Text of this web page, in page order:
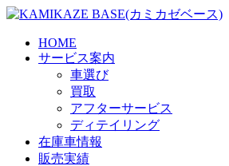
Skip
content
HOME
サービス案内
車選び
買取
アフターサービス
ディテイリング
在庫車情報
販売実績